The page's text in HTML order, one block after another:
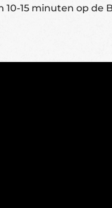
15 minuten op de